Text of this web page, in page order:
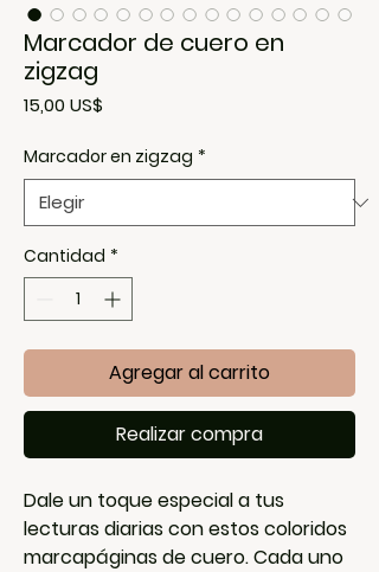
Marcador de cuero en
zigzag
15,00 US$
Marcador en zigzag *
Cantidad *
Agregar al carrito
Realizar compra
Dale un toque especial a tus
lecturas diarias con estos coloridos
marcapáginas de cuero. Cada uno